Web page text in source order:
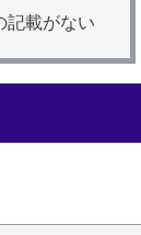
載がない